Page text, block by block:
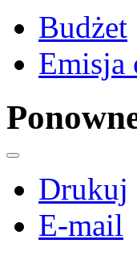
Budżet
Emisja
Drukuj
E-mail